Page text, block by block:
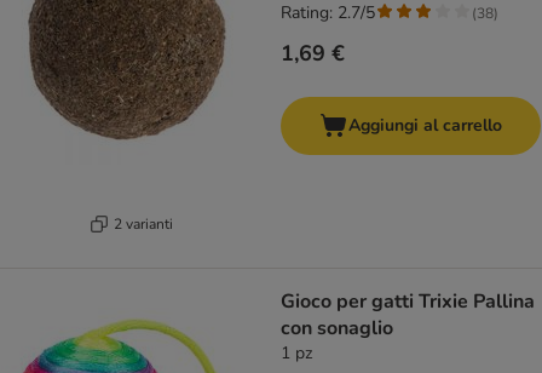
2 varianti
1,69 €
Rating: 2.7/5 (38)
Aggiungi al carrello
Gioco per gatti Trixie Pallina
con sonaglio
1 pz